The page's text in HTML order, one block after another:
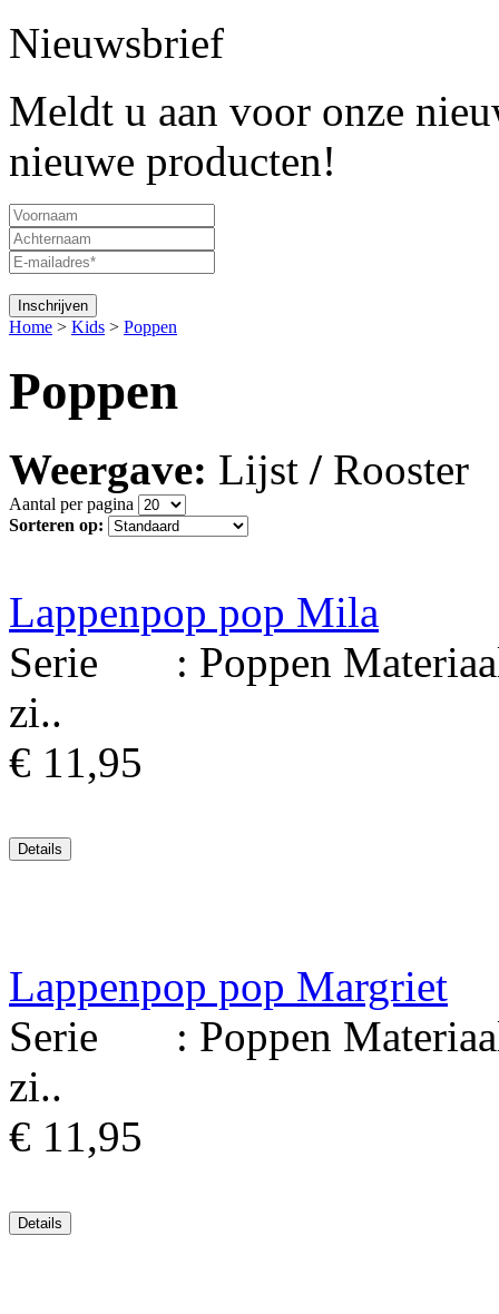
Nieuwsbrief
Meldt u aan voor onze
nieuwe producten!
Home > Kids > Poppen
Poppen
Weergave: Lijst / Rooster
Aantal per pagina
Sorteren op:
Lappenpop pop Mila
Serie : Poppen Materiaal
zi..
€ 11,95
Lappenpop pop Margriet
Serie : Poppen Materiaal
zi..
€ 11,95